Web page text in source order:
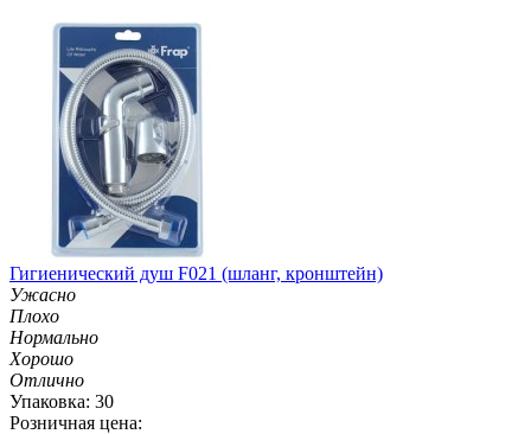
Гигиенический душ F021 (шланг, кронштейн)
Ужасно
Плохо
Нормально
Хорошо
Отлично
Упаковка: 30
Розничная цена: